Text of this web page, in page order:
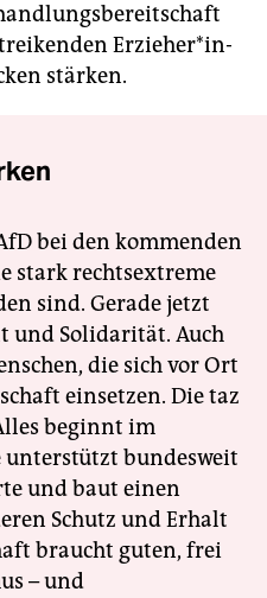
Er­zie­he­r*in­
stärken.
bei den kommenden
stark rechtsextreme
sind. Gerade jetzt
und Solidarität. Auch
die sich vor Ort
einsetzen. Die taz
beginnt im
unterstützt bundesweit
und baut einen
Schutz und Erhalt
braucht guten, frei
– und